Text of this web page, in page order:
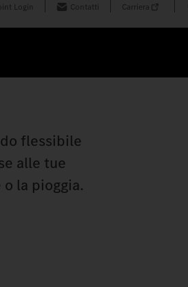
Login Contatti Carriera
flessibile
alle tue
la pioggia.